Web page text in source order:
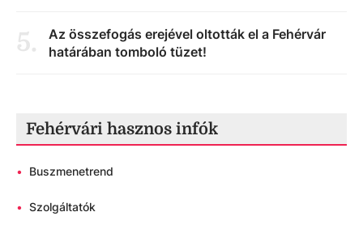
5.
Az összefogás erejével oltották el a Fehérvár
határában tomboló tüzet!
Fehérvári hasznos infók
• Buszmenetrend
• Szolgáltatók